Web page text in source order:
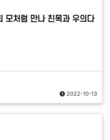
모처럼 만나 친목과 우의다
2022-10-13